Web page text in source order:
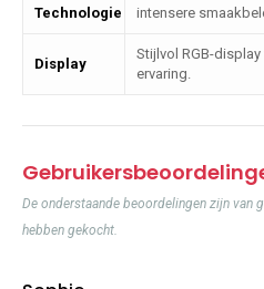
Technologie
intensere
Display
Stijlvol RGB-
ervaring.
De onderstaande beoordelingen zijn van
hebben gekocht.